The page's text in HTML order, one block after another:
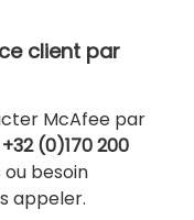
client par
McAfee par
+32 (0)170 200
ou besoin
appeler.